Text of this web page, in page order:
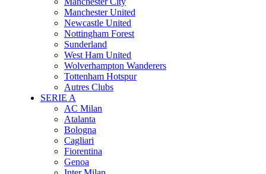
Manchester United
Newcastle United
Nottingham Forest
Sunderland
West Ham United
Wolverhampton Wanderers
Tottenham Hotspur
Autres Clubs
SERIE A
AC Milan
Atalanta
Bologna
Cagliari
Fiorentina
Genoa